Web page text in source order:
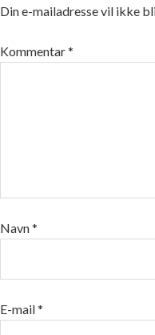
Din e-mailadresse vil ikke
Kommentar*
Navn*
E-mail*